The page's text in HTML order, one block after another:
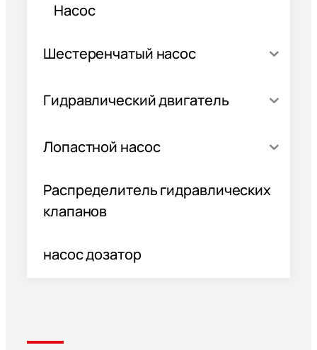
Насос
Шестеренчатый насос
Гидравлический двигатель
Лопастной насос
Распределитель гидравлических
клапанов
насос дозатор